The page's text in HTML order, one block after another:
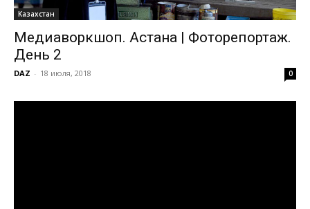
Казахстан
Медиаворкшоп. Астана | Фоторепортаж.
День 2
DAZ - 18 июля, 2018 0